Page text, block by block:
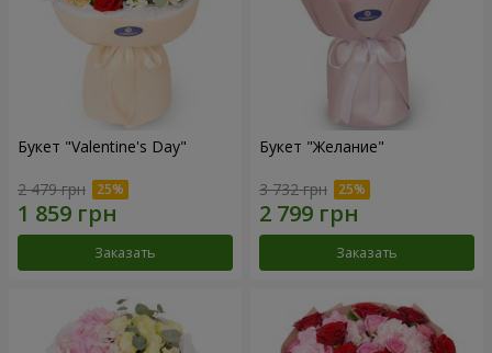
Букет "Valentine's Day"
2 479 грн
Заказать
Букет "Желание"
3 732 грн
Заказать